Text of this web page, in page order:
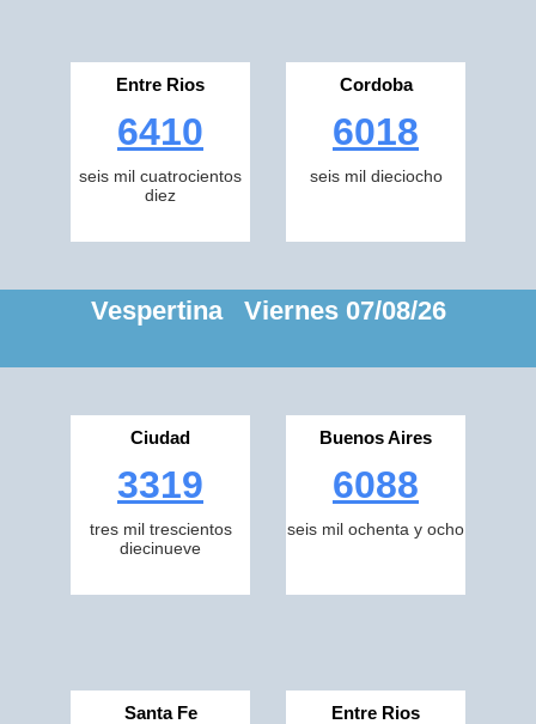
Entre Rios
6410
seis mil cuatrocientos
diez
Cordoba
6018
seis mil dieciocho
Vespertina Viernes 07/08/26
Ciudad
3319
tres mil trescientos
diecinueve
Buenos Aires
6088
seis mil ochenta y ocho
Santa Fe Entre Rios